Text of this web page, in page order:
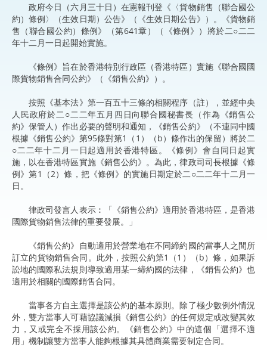
政府今日（六月三十日）在憲報刊登《〈貨物銷售（聯合國公
約）條例〉（生效日期）公告》（《生效日期公告》）。《貨物銷
售（聯合國公約）條例》（第641章）（《條例》）將於二○二二
年十二月一日起開始實施。
《條例》旨在於香港特別行政區（香港特區）實施《聯合國國
際貨物銷售合同公約》（《銷售公約》）。
按照《基本法》第一百五十三條的相關程序（註），並經中央
人民政府於二○二二年五月四日向聯合國秘書長（作為《銷售公
約》保管人）作出必要的聲明和通知，《銷售公約》（不連同中國
根據《銷售公約》第95條對第1（1）（b）條作出的保留）將於二
○二二年十二月一日起適用於香港特區。《條例》會自同日起實
施，以在香港特區實施《銷售公約》。為此，律政司司長根據《條
例》第1（2）條，把《條例》的實施日期定於二○二二年十二月一
日。
律政司發言人表示︰「《銷售公約》適用於香港特區，是香港
國際貨物銷售法律的重要發展。」
《銷售公約》自動適用於營業地在不同締約國的當事人之間所
訂立的貨物銷售合同。此外，按照公約第1（1）（b）條，如果訴
訟地的國際私法規則導致適用某一締約國的法律，《銷售公約》也
適用於相關的國際銷售合同。
當事各方自主選擇是該公約的基本原則。除了極少數例外情況
外，雙方當事人可藉協議減損《銷售公約》的任何規定或改變其效
力，又或完全不採用該公約。《銷售公約》中的這個「選擇不適
用」機制讓雙方當事人能夠根據其具體商業需要制定合同。